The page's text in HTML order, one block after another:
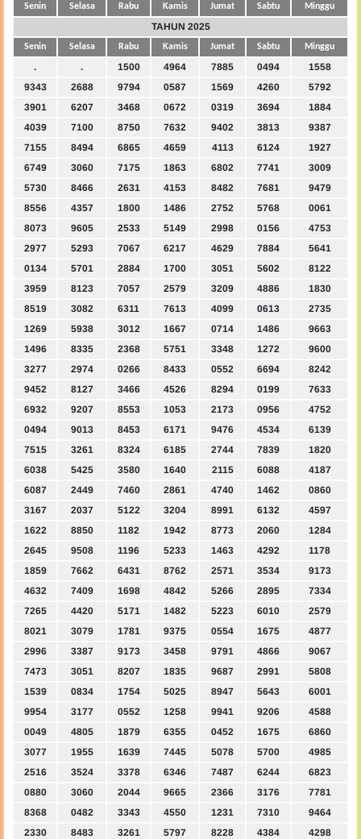
Senin Selasa Rabu Kamis Jumat Sabtu Minggu
TAHUN 2025
Senin Selasa Rabu Kamis Jumat Sabtu Minggu
. . 1500 4964 7885 0494
1558
9343
2688 9794 0587 1569 4260
5792
3901
6207 3468 0672 0319 3694
1884
4039
7100 8750 7632 9402 3813
9387
7155
8494 6865 4659 4113 6124
1927
6749
3060 7175 1863 6802 7741
3009
5730
8466 2631 4153 8482 7681
9479
8556
4357 1800 1486 2752 5768
0061
8073
9605 2533 5149 2998 0156
4753
2977
5293 7067 6217 4629 7884
5641
0134
5701 2884 1700 3051 5602
8122
3959
8123 7057 2579 3209 4886
1830
8519
3082 6311 7613 4099 0613
2735
1269
5938 3012 1667 0714 1486
9663
1496
8335 2368 5751 3348 1272
9600
3277
2974 0266 8433 0552 6694
8242
9452
8127 3466 4526 8294 0199
7633
6932
9207 8553 1053 2173 0956
4752
0494
9013 8453 6171 9476 4534
6139
7515
3261 8324 6185 2744 7839
1820
6038
5425 3580 1640 2115 6088
4187
6087
2449 7460 2861 4740 1462
0860
3167
2037 5122 3204 8991 6132
4597
1622
8850 1182 1942 8773 2060
1284
2645
9508 1196 5233 1463 4292
1178
1859
7662 6431 8762 2571 3534
9173
4632
7409 1698 4842 5266 2895
7334
7265
4420 5171 1482 5223 6010
2579
8021
3079 1781 9375 0554 1675
4877
2996
3387 9173 3458 9791 4866
9067
7473
3051 8207 1835 9687 2991
5808
1539
0834 1754 5025 8947 5643
6001
9954
3177 0552 1258 9941 9206
4588
0049
4805 1879 6355 0452 1675
6860
3077
1955 1639 7445 5078 5700
4985
2516
3524 3378 6346 7487 6244
6823
0880
3060 2044 9665 2366 3176
7781
8368
0482 3343 4550 1231 7310
9464
2330
8483 3261 5797 8228 4384
4298